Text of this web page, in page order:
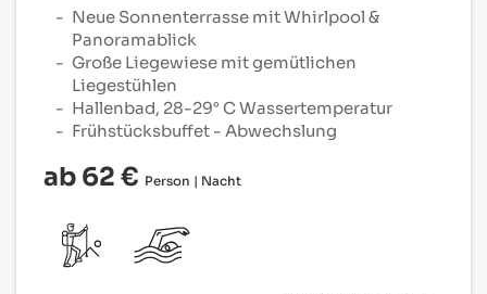
Neue Sonnenterrasse mit Whirlpool &
Panoramablick
Große Liegewiese mit gemütlichen
Liegestühlen
Hallenbad, 28-29° C Wassertemperatur
Frühstücksbuffet - Abwechslung
ab 62 € Person | Nacht